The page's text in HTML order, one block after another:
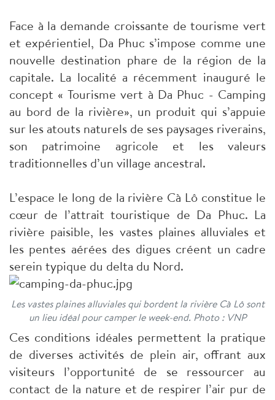
Face à la demande croissante de tourisme vert
et expérientiel, Da Phuc s’impose comme une
nouvelle destination phare de la région de la
capitale. La localité a récemment inauguré le
concept « Tourisme vert à Da Phuc - Camping
au bord de la rivière», un produit qui s’appuie
sur les atouts naturels de ses paysages riverains,
son patrimoine agricole et les valeurs
traditionnelles d’un village ancestral.
L’espace le long de la rivière Cà Lô constitue le
cœur de l’attrait touristique de Da Phuc. La
rivière paisible, les vastes plaines alluviales et
les pentes aérées des digues créent un cadre
serein typique du delta du Nord.
Les vastes plaines alluviales qui bordent la rivière Cà Lô sont
un lieu idéal pour camper le week-end. Photo : VNP
Ces conditions idéales permettent la pratique
de diverses activités de plein air, offrant aux
visiteurs l’opportunité de se ressourcer au
contact de la nature et de respirer l’air pur de